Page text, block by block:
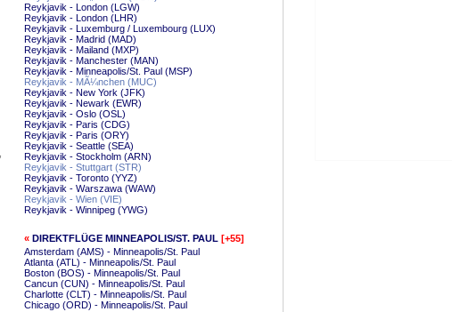
Reykjavik - London (LGW)
Reykjavik - London (LHR)
Reykjavik - Luxemburg / Luxembourg (LUX)
Reykjavik - Madrid (MAD)
Reykjavik - Mailand (MXP)
Reykjavik - Manchester (MAN)
Reykjavik - Minneapolis/St. Paul (MSP)
Reykjavik - MÃ¼nchen (MUC)
Reykjavik - New York (JFK)
Reykjavik - Newark (EWR)
Reykjavik - Oslo (OSL)
Reykjavik - Paris (CDG)
Reykjavik - Paris (ORY)
Reykjavik - Seattle (SEA)
Reykjavik - Stockholm (ARN)
Reykjavik - Stuttgart (STR)
Reykjavik - Toronto (YYZ)
Reykjavik - Warszawa (WAW)
Reykjavik - Wien (VIE)
Reykjavik - Winnipeg (YWG)
« DIREKTFLÜGE MINNEAPOLIS/ST. PAUL [+55]
Amsterdam (AMS) - Minneapolis/St. Paul
Atlanta (ATL) - Minneapolis/St. Paul
Boston (BOS) - Minneapolis/St. Paul
Cancun (CUN) - Minneapolis/St. Paul
Charlotte (CLT) - Minneapolis/St. Paul
Chicago (ORD) - Minneapolis/St. Paul